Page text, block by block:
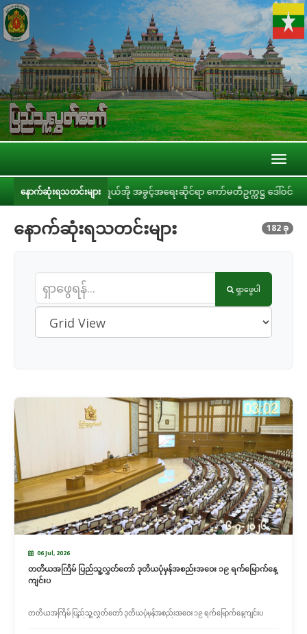
နောက်ဆုံးရသတင်းများ
ရေးဆိုင်ရာ ကော်မတီဥက္ကဋ္ဌ ဒေါ်ဝင်းမော်ထွန်း နိုင်ငံတကာခေါင်းဆောင်
နောက်ဆုံးရသတင်းများ 182 ခု
ရှာဖွေပါ
06 Jul, 2026
တတိယအကြိမ် ပြည်သူ့လွှတ်တော် ဒုတိယပုံမှန်အစည်းအဝေး ၁၉ ရက်မြောက်နေ့
ကျင်းပ
တတိယအကြိမ် ပြည်သူ့လွှတ်တော် ဒုတိယပုံမှန်အစည်းအဝေး ၁၉ ရက်မြောက်နေ့ကျင်းပ